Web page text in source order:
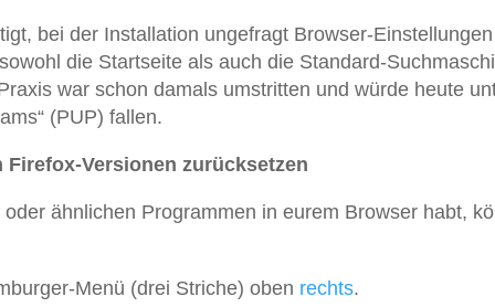
bei der Installation ungefragt Browser-
die Startseite als auch die Standard-
war schon damals umstritten und würde heute
(PUP) fallen.
Versionen zurücksetzen
ähnlichen Programmen in eurem Browser habt,
Menü (drei Striche) oben rechts.